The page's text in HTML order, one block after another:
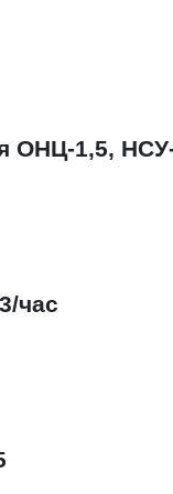
ОНЦ-1,5,
час